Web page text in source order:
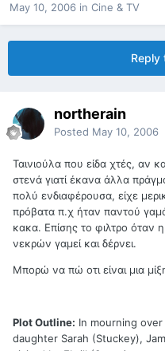
May 10, 2006 in Cine & TV
Reply
northerain
Posted May 10, 2006
Ταινιούλα που είδα χτές, αν
στενά γιατί έκανα άλλα
πολύ ενδιαφέρουσα, είχε
πρόβατα π.χ ήταν παντού
κακα. Επίσης το φιλτρο όταν
νεκρών γαμεί και δέρνει.
Μπορώ να πώ οτι είναι μια
Plot Outline: In mourning
daughter Sarah (Stuckey),